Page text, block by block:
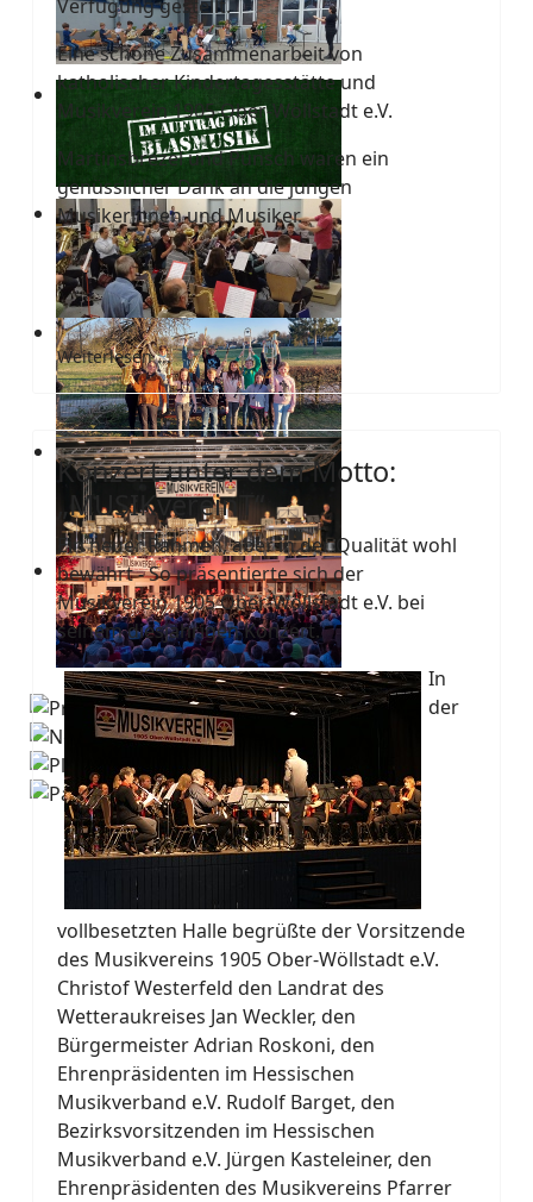
Verfügung gestellt.
Eine schöne Zusammenarbeit von
katholischer Kindertagesstätte und
Musikverein 1905 Ober-Wöllstadt e.V.
Martinsbrezel und Punsch waren ein
genüsslicher Dank an die jungen
Musikerinnen und Musiker.
Weiterlesen ...
Konzert unter dem Motto:
„MUSIKvereinT“
Ein neuer Rahmen, aber in der Qualität wohl
bewährt - So präsentierte sich der
Musikverein 1905 Ober-Wöllstadt e.V. bei
seinem diesjährigen Konzert.
In
der
vollbesetzten Halle begrüßte der Vorsitzende
des Musikvereins 1905 Ober-Wöllstadt e.V.
Christof Westerfeld den Landrat des
Wetteraukreises Jan Weckler, den
Bürgermeister Adrian Roskoni, den
Ehrenpräsidenten im Hessischen
Musikverband e.V. Rudolf Barget, den
Bezirksvorsitzenden im Hessischen
Musikverband e.V. Jürgen Kasteleiner, den
Ehrenpräsidenten des Musikvereins Pfarrer